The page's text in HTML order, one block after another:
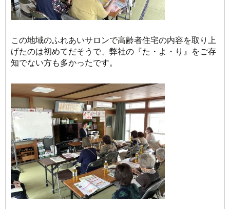
この地域のふれあいサロンで高齢者住宅の内容を取り上
げたのは初めてだそうで、弊社の『た・よ・り』をご存
知でない方も多かったです。